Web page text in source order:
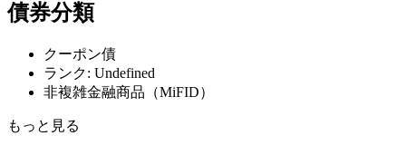
債券分類
クーポン債
ランク: Undefined
非複雑金融商品（MiFID）
もっと見る